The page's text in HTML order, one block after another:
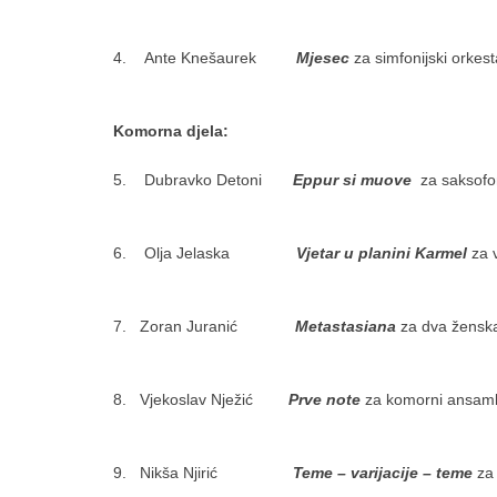
4. Ante Knešaurek Mjesec za
Komorna djela:
5. Dubravko Detoni Eppur si muove za
6. Olja Jelaska Vjetar u planini Karmel za
7. Zoran Juranić Metastasiana za dva
8. Vjekoslav Nježić Prve note za komorni
9. Nikša Njirić Teme – varijacije – teme